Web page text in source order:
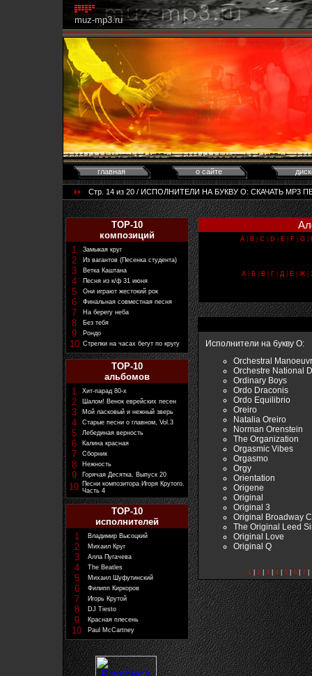
muz-mp3.ru
главная о сайте
Стр. 14 из 20 / ИСПОЛНИТЕЛИ НА БУКВУ O: CКАЧАТЬ MP3
TOP-10
композиций
1
Замыкая круг
2 Из вагантов (Песенка студента)
3 Ветка Каштана
4 Песня из к/ф 31 июня
5 Они играют жестокий рок
6 Финальная совместная песня
7 На берегу неба
8 Без тебя
9 Рондо
10 Стрелки на часах бегут по кругу
TOP-10
альбомов
1
Хит-парад 80-х
2 Шалом! Венок еврейских песен
3 Мой ласковый и нежный зверь
4 Старые песни о главном, Vol.3
5 Лебединая верность
6 Калина красная
7 Сборник
8 Нежность
9 Горячая Десятка. Выпуск 20
10 Песни композитора Игоря Крутого.
Часть 4
TOP-10
исполнителей
1
Владимир Высоцкий
2 Михаил Круг
3 Алла Пугачева
4 The Beatles
5 Михаил Шуфутинский
6 Филипп Киркоров
7 Игорь Крутой
8 DJ Tiesto
9 Красная плесень
10 Paul McCartney
A B C D E F G
А| Б| В| Г| Д| Е| Ж|
Исполнители на букву O:
Orchestral
Orchestre National
Ordinary Boys
Ordo Draconis
Ordo Equilibrio
Oreiro
Natalia Oreiro
Norman Orenstein
The Organization
Orgasmic Vibes
Orgasmo
Orgy
Orientation
Origene
Original
Original 3
Original Broadway
The Original Leed
Original Love
Original Q
1 2 3 4 5 6 7